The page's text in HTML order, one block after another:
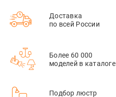
Доставка
по всей России
Более 60 000
моделей в каталоге
Подбор люстр